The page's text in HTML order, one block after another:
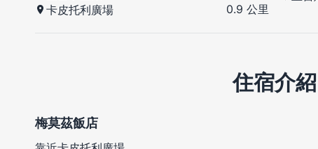
卡皮托利廣場
0.9 公里
住宿介紹
梅莫茲飯店